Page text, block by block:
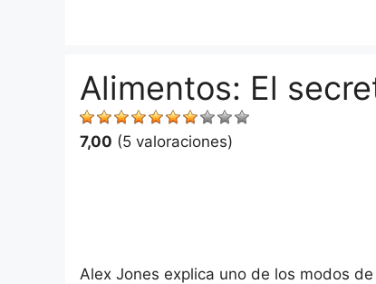
Alimentos: El
7,00 (5 valoraciones)
Alex Jones explica uno de los modos